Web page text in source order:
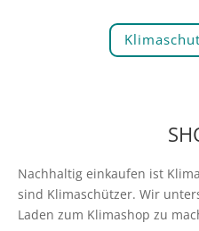
Nachhaltig einkaufen ist
sind Klimaschützer. Wir
Laden zum Klimashop zu